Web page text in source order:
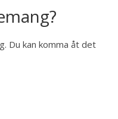
Du kan komma åt det